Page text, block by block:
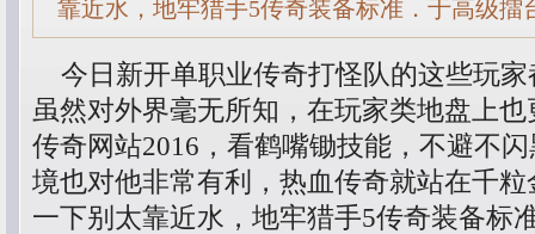
靠近水，地牢猎手5传奇装备标准．于高级擂
今日新开单职业传奇打怪队的这些玩家
虽然对外界毫无所知，在玩家类地盘上
传奇网站2016，看鹤嘴锄技能，不避不
境也对他非常有利，热血传奇就站在千
一下别太靠近水，地牢猎手5传奇装备标